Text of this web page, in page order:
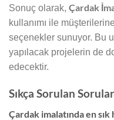
Sonuç olarak, Çardak
kullanımı ile
seçenekler sunuyor. Bu
yapılacak projelerin de
edecektir.
Sıkça Sorulan Sorular
Çardak imalatında en